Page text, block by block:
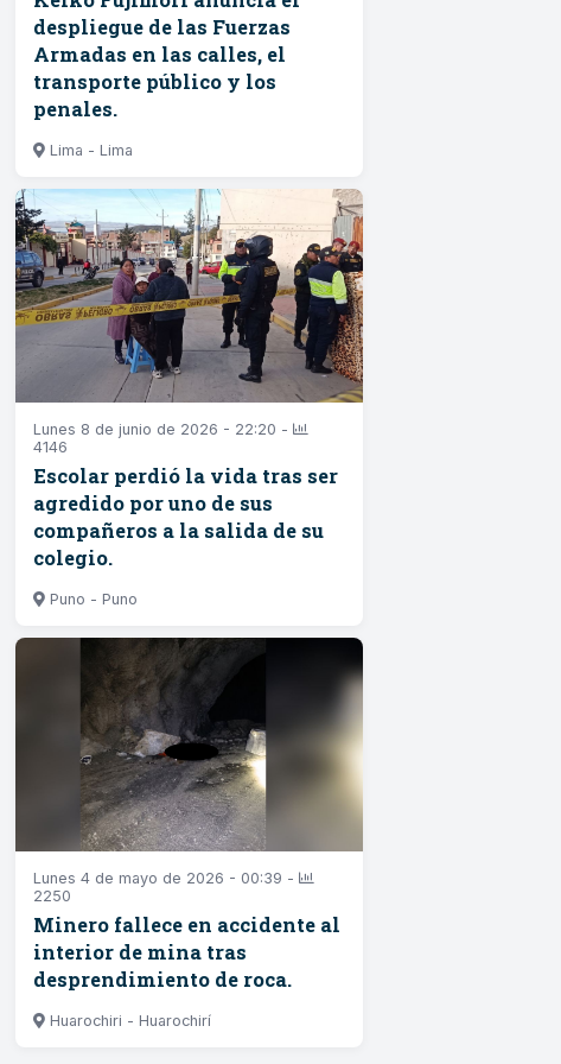
despliegue de las Fuerzas
Armadas en las calles, el
transporte público y los
penales.
Lima - Lima
Lunes 8 de junio de 2026 - 22:20 -
4146
Escolar perdió la vida tras ser
agredido por uno de sus
compañeros a la salida de su
colegio.
Puno - Puno
Lunes 4 de mayo de 2026 - 00:39 -
2250
Minero fallece en accidente al
interior de mina tras
desprendimiento de roca.
Huarochiri - Huarochirí